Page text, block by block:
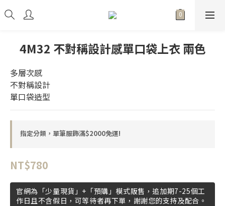
4M32 不對稱設計感單口袋上衣 兩色
多層次感
不對稱設計
單口袋造型
指定分類，單筆服飾滿$2000免運!
NT$780
官網為「少量現貨」+「預購」模式販售，追加期7-25個工
作日且不含假日，可等待者再下單，謝謝您的支持及配合。